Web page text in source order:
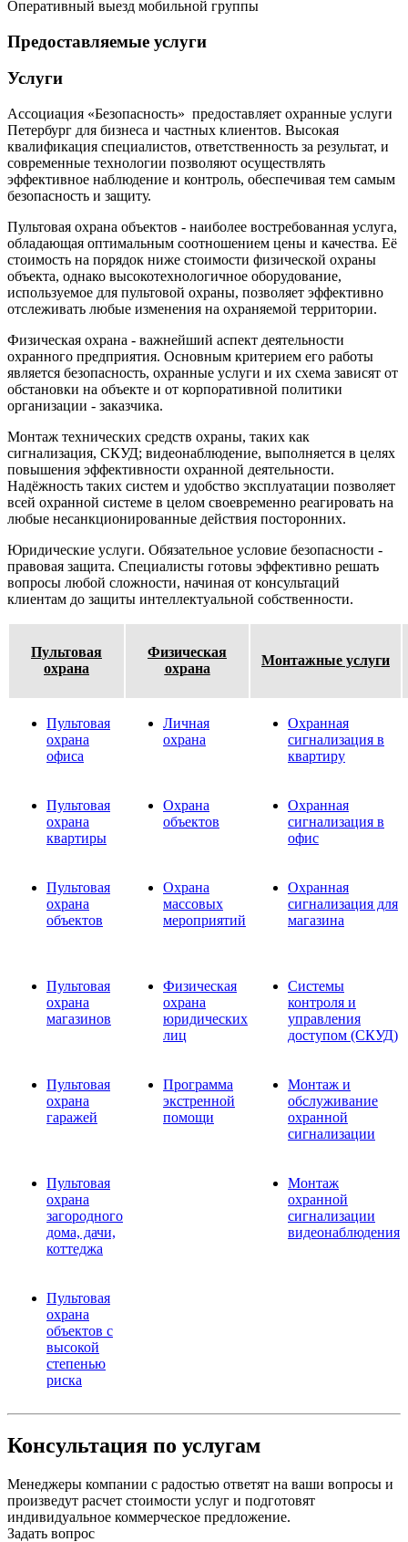
Оперативный выезд мобильной группы
Предоставляемые услуги
Услуги
Ассоциация «Безопасность» предоставляет охранные услуги
Петербург для бизнеса и частных клиентов. Высокая
квалификация специалистов, ответственность за результат, и
современные технологии позволяют осуществлять
эффективное наблюдение и контроль, обеспечивая тем самым
безопасность и защиту.
Пультовая охрана объектов - наиболее востребованная услуга,
обладающая оптимальным соотношением цены и качества. Её
стоимость на порядок ниже стоимости физической охраны
объекта, однако высокотехнологичное оборудование,
используемое для пультовой охраны, позволяет эффективно
отслеживать любые изменения на охраняемой территории.
Физическая охрана - важнейший аспект деятельности
охранного предприятия. Основным критерием его работы
является безопасность, охранные услуги и их схема зависят от
обстановки на объекте и от корпоративной политики
организации - заказчика.
Монтаж технических средств охраны, таких как
сигнализация, СКУД; видеонаблюдение, выполняется в целях
повышения эффективности охранной деятельности.
Надёжность таких систем и удобство эксплуатации позволяет
всей охранной системе в целом своевременно реагировать на
любые несанкционированные действия посторонних.
Юридические услуги. Обязательное условие безопасности -
правовая защита. Специалисты готовы эффективно решать
вопросы любой сложности, начиная от консультаций
клиентам до защиты интеллектуальной собственности.
Пультовая
охрана
Физическая
охрана
Монтажные услуги
Пультовая
охрана
офиса
Личная
охрана
Охранная
сигнализация в
квартиру
Пультовая
охрана
квартиры
Охрана
объектов
Охранная
сигнализация в
офис
Пультовая
охрана
объектов
Охрана
массовых
мероприятий
Охранная
сигнализация для
магазина
Пультовая
охрана
магазинов
Физическая
охрана
юридических
лиц
Системы
контроля и
управления
доступом (СКУД)
Пультовая
охрана
гаражей
Программа
экстренной
помощи
Монтаж и
обслуживание
охранной
сигнализации
Пультовая
охрана
загородного
дома, дачи,
коттеджа
Монтаж
охранной
сигнализации
видеонаблюдения
Пультовая
охрана
объектов с
высокой
степенью
риска
Консультация по услугам
Менеджеры компании с радостью ответят на ваши вопросы и
произведут расчет стоимости услуг и подготовят
индивидуальное коммерческое предложение.
Задать вопрос